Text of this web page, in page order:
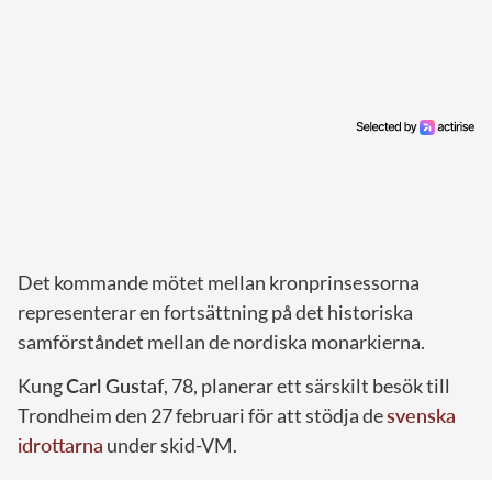
Det kommande mötet mellan kronprinsessorna
representerar en fortsättning på det historiska
samförståndet mellan de nordiska monarkierna.
KungCarl Gustaf, 78, planerar ett särskilt besök till
Trondheim den 27 februari för att stödja desvenska
idrottarna under skid-VM.